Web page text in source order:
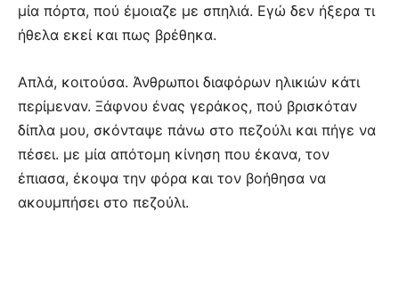
μία πόρτα, πού έμοιαζε με σπηλιά. Εγώ δεν ήξερα τι
ήθελα εκεί και πως βρέθηκα.
Απλά, κοιτούσα. Άνθρωποι διαφόρων ηλικιών κάτι
περίμεναν. Ξάφνου ένας γεράκος, πού βρισκόταν
δίπλα μου, σκόνταψε πάνω στο πεζούλι και πήγε να
πέσει. με μία απότομη κίνηση που έκανα, τον
έπιασα, έκοψα την φόρα και τον βοήθησα να
ακουμπήσει στο πεζούλι.